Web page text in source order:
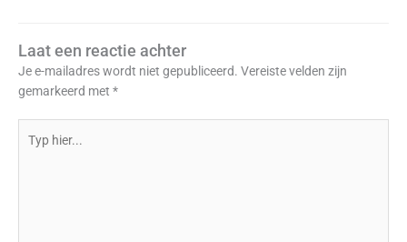
Laat een reactie achter
Je e-mailadres wordt niet gepubliceerd. Vereiste velden zijn
gemarkeerd met *
hier...